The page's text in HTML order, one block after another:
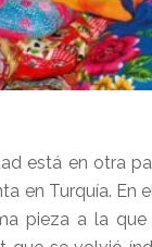
está en otra
en Turquía.
pieza a la